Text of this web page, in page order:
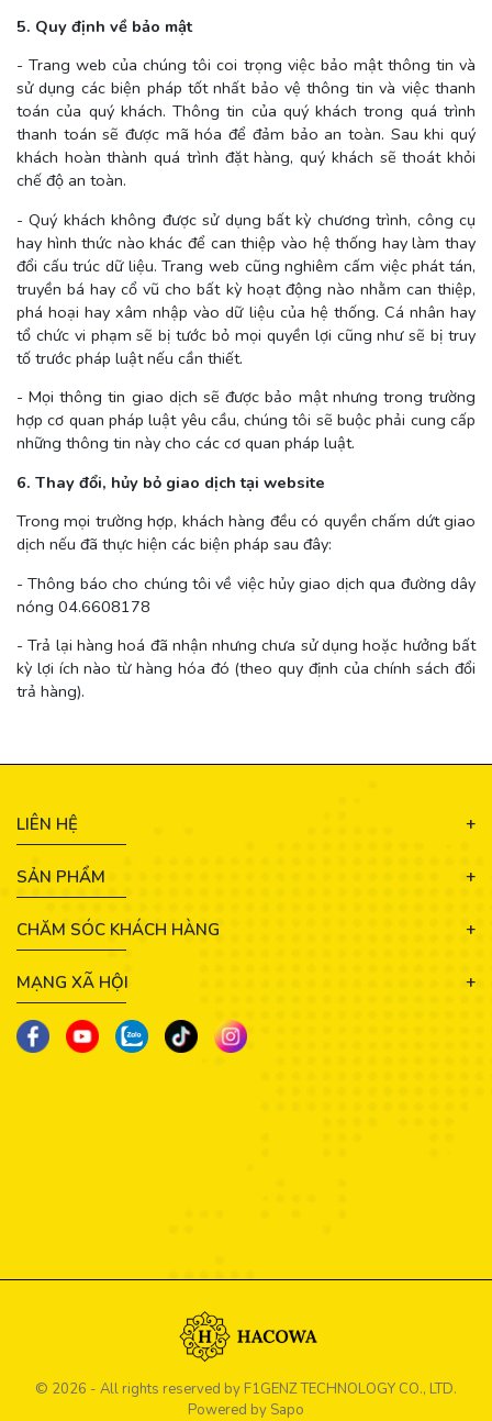
5. Quy định về bảo mật
- Trang web của chúng tôi coi trọng việc bảo mật thông tin và
sử dụng các biện pháp tốt nhất bảo vệ thông tin và việc thanh
toán của quý khách. Thông tin của quý khách trong quá trình
thanh toán sẽ được mã hóa để đảm bảo an toàn. Sau khi quý
khách hoàn thành quá trình đặt hàng, quý khách sẽ thoát khỏi
chế độ an toàn.
- Quý khách không được sử dụng bất kỳ chương trình, công cụ
hay hình thức nào khác để can thiệp vào hệ thống hay làm thay
đổi cấu trúc dữ liệu. Trang web cũng nghiêm cấm việc phát tán,
truyền bá hay cổ vũ cho bất kỳ hoạt động nào nhằm can thiệp,
phá hoại hay xâm nhập vào dữ liệu của hệ thống. Cá nhân hay
tổ chức vi phạm sẽ bị tước bỏ mọi quyền lợi cũng như sẽ bị truy
tố trước pháp luật nếu cần thiết.
- Mọi thông tin giao dịch sẽ được bảo mật nhưng trong trường
hợp cơ quan pháp luật yêu cầu, chúng tôi sẽ buộc phải cung cấp
những thông tin này cho các cơ quan pháp luật.
6. Thay đổi, hủy bỏ giao dịch tại website
Trong mọi trường hợp, khách hàng đều có quyền chấm dứt giao
dịch nếu đã thực hiện các biện pháp sau đây:
- Thông báo cho chúng tôi về việc hủy giao dịch qua đường dây
nóng 04.6608178
- Trả lại hàng hoá đã nhận nhưng chưa sử dụng hoặc hưởng bất
kỳ lợi ích nào từ hàng hóa đó (theo quy định của chính sách đổi
trả hàng).
LIÊN HỆ
SẢN PHẨM
CHĂM SÓC KHÁCH HÀNG
MẠNG XÃ HỘI
© 2026 - All rights reserved by F1GENZ TECHNOLOGY CO., LTD.
Powered by Sapo